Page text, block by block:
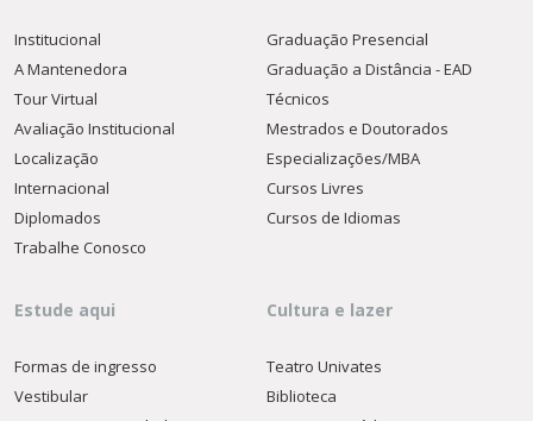
Institucional
A Mantenedora
Tour Virtual
Avaliação Institucional
Localização
Internacional
Diplomados
Trabalhe Conosco
Graduação Presencial
Graduação a Distância - EAD
Técnicos
Mestrados e Doutorados
Especializações/MBA
Cursos Livres
Cursos de Idiomas
Estude aqui
Formas de ingresso
Vestibular
Cultura e lazer
Teatro Univates
Biblioteca